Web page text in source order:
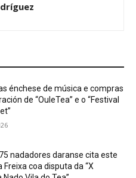
énchese de música e compras
de “OuleTea” e o “Festival
nadadores daranse cita este
Freixa coa disputa da “X